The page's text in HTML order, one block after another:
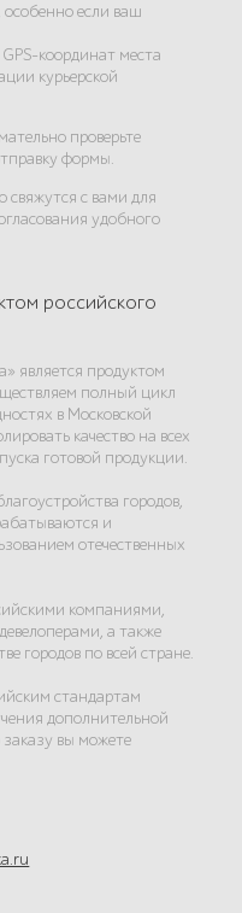
если ваш
координат места
курьерской
проверьте
формы.
с вами для
удобного
российского
является продуктом
полный цикл
в Московской
качество на всех
готовой продукции.
городов,
и
отечественных
компаниями,
а также
городов по всей стране.
стандартам
дополнительной
вы можете